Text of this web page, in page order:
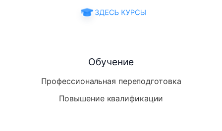
Обучение
Профессиональная переподготовка
Повышение квалификации